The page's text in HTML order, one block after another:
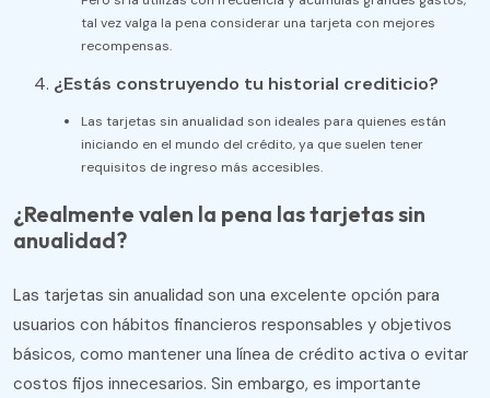
tal vez valga la pena considerar una tarjeta con mejores
recompensas.
¿Estás construyendo tu historial crediticio?
Las tarjetas sin anualidad son ideales para quienes están
iniciando en el mundo del crédito, ya que suelen tener
requisitos de ingreso más accesibles.
¿Realmente valen la pena las tarjetas sin
anualidad?
Las tarjetas sin anualidad son una excelente opción para
usuarios con hábitos financieros responsables y objetivos
básicos, como mantener una línea de crédito activa o evitar
costos fijos innecesarios. Sin embargo, es importante